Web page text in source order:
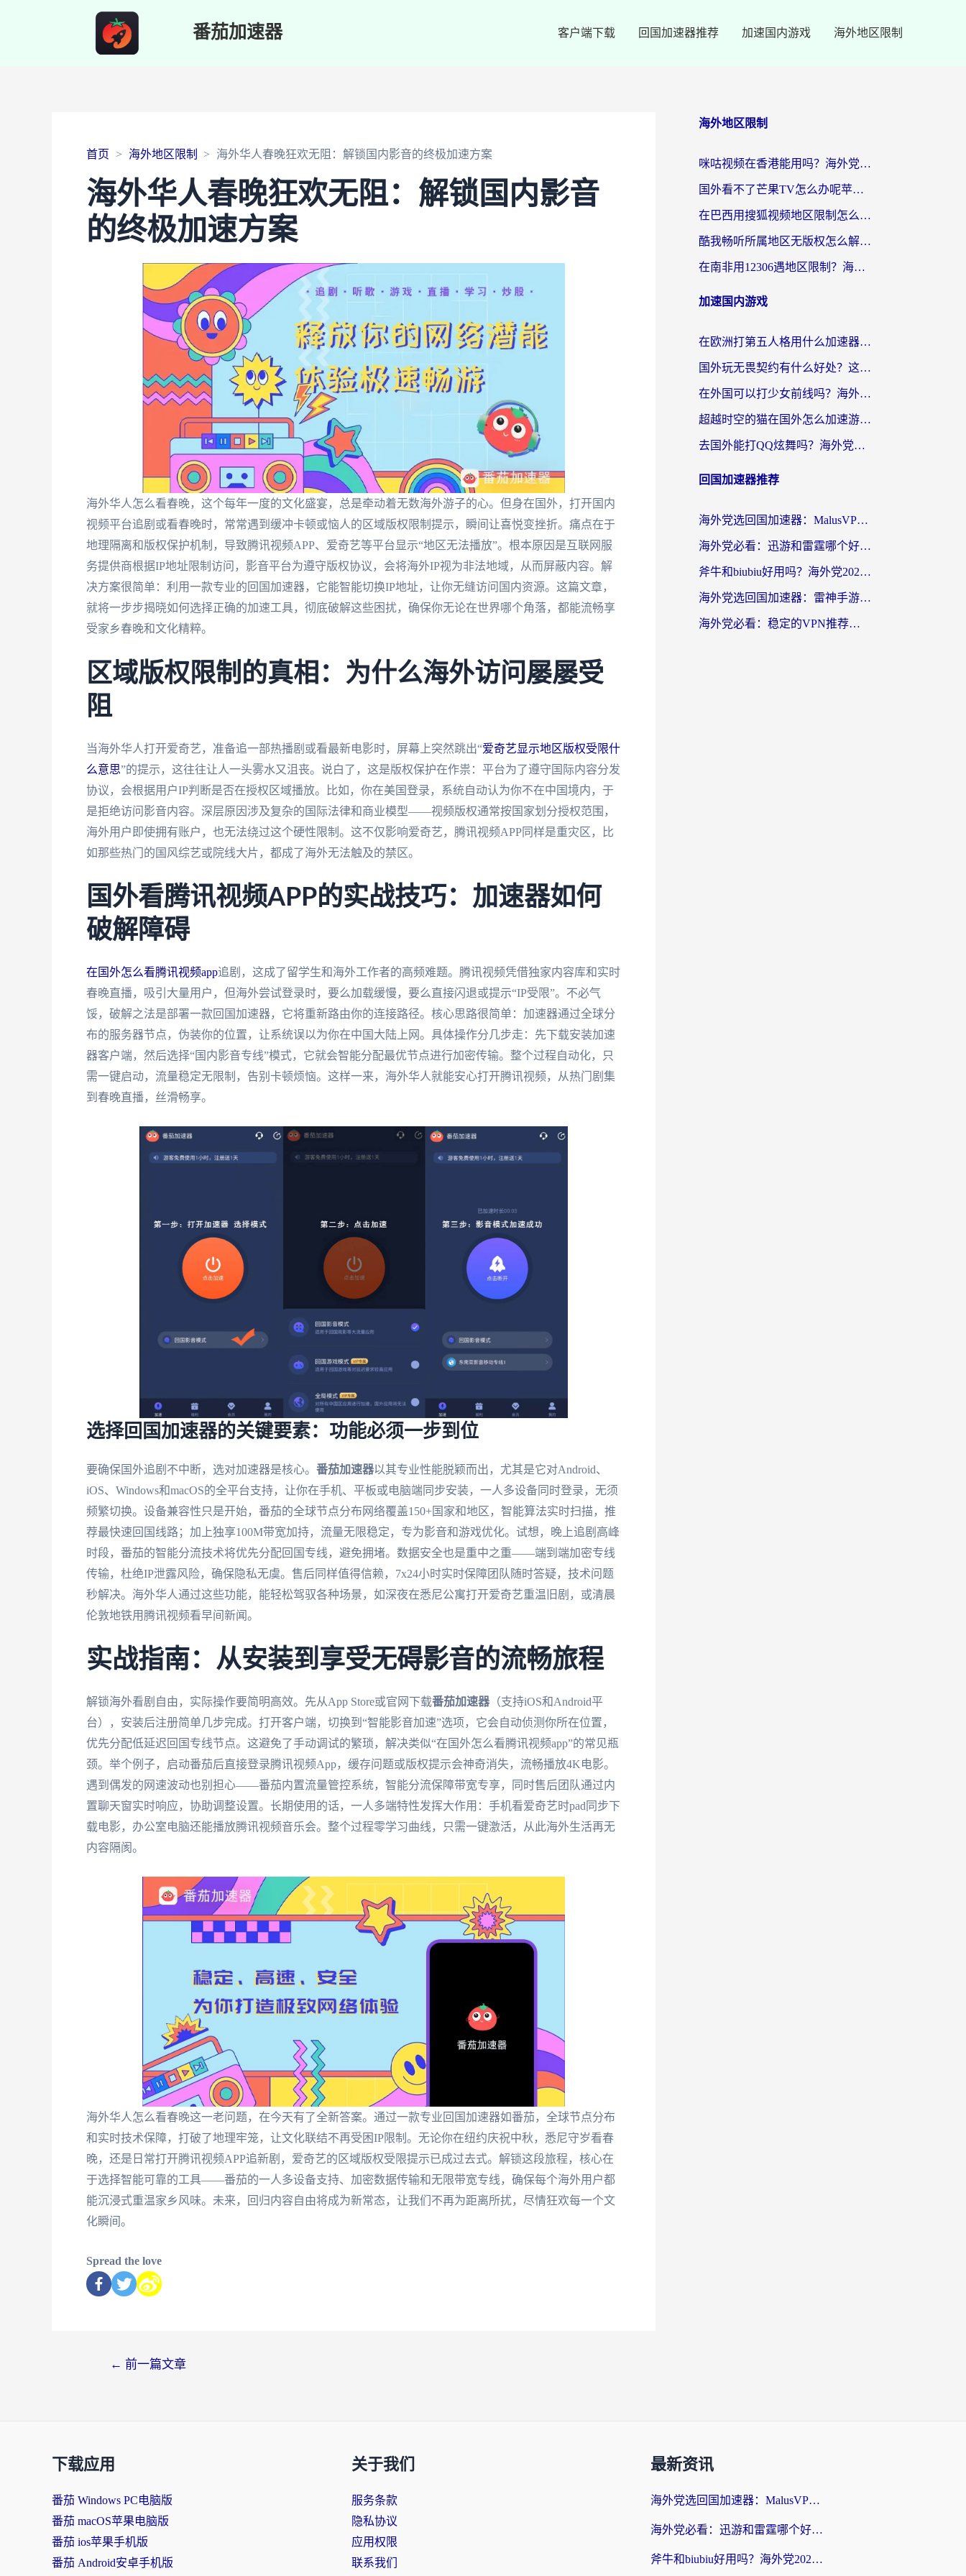
番茄加速器 客户端下载 回国加速器推荐 加速国内游戏 海外地区限制
首页 海外地区限制 海外华人春晚狂欢无阻：解锁国内影音的终极加速方案
海外华人春晚狂欢无阻：解锁国内影音
的终极加速方案
海外华人怎么看春晚，这个每年一度的文化盛宴，总是牵动着无数海外游子的心。但身在国外，打开国内
视频平台追剧或看春晚时，常常遇到缓冲卡顿或恼人的区域版权限制提示，瞬间让喜悦变挫折。痛点在于
地理隔离和版权保护机制，导致腾讯视频APP、爱奇艺等平台显示“地区无法播放”。根本原因是互联网服
务提供商根据IP地址限制访问，影音平台为遵守版权协议，会将海外IP视为非法地域，从而屏蔽内容。解
决方案很简单：利用一款专业的回国加速器，它能智能切换IP地址，让你无缝访问国内资源。这篇文章，
就将一步步揭晓如何选择正确的加速工具，彻底破解这些困扰，确保你无论在世界哪个角落，都能流畅享
受家乡春晚和文化精粹。
区域版权限制的真相：为什么海外访问屡屡受
阻
当海外华人打开爱奇艺，准备追一部热播剧或看最新电影时，屏幕上突然跳出“爱奇艺显示地区版权受限什
么意思”的提示，这往往让人一头雾水又沮丧。说白了，这是版权保护在作祟：平台为了遵守国际内容分发
协议，会根据用户IP判断是否在授权区域播放。比如，你在美国登录，系统自动认为你不在中国境内，于
是拒绝访问影音内容。深层原因涉及复杂的国际法律和商业模型——视频版权通常按国家划分授权范围，
海外用户即使拥有账户，也无法绕过这个硬性限制。这不仅影响爱奇艺，腾讯视频APP同样是重灾区，比
如那些热门的国风综艺或院线大片，都成了海外无法触及的禁区。
国外看腾讯视频APP的实战技巧：加速器如何
破解障碍
在国外怎么看腾讯视频app追剧，这成了留学生和海外工作者的高频难题。腾讯视频凭借独家内容库和实时
春晚直播，吸引大量用户，但海外尝试登录时，要么加载缓慢，要么直接闪退或提示“IP受限”。不必气
馁，破解之法是部署一款回国加速器，它将重新路由你的连接路径。核心思路很简单：加速器通过全球分
布的服务器节点，伪装你的位置，让系统误以为你在中国大陆上网。具体操作分几步走：先下载安装加速
器客户端，然后选择“国内影音专线”模式，它就会智能分配最优节点进行加密传输。整个过程自动化，只
需一键启动，流量稳定无限制，告别卡顿烦恼。这样一来，海外华人就能安心打开腾讯视频，从热门剧集
到春晚直播，丝滑畅享。
选择回国加速器的关键要素：功能必须一步到位
要确保国外追剧不中断，选对加速器是核心。 番茄加速器以其专业性能脱颖而出，尤其是它对Android、
iOS、Windows和macOS的全平台支持，让你在手机、平板或电脑端同步安装，一人多设备同时登录，无须
频繁切换。设备兼容性只是开始，番茄的全球节点分布网络覆盖150+国家和地区，智能算法实时扫描，推
荐最快速回国线路；加上独享100M带宽加持，流量无限稳定，专为影音和游戏优化。试想，晚上追剧高峰
时段，番茄的智能分流技术将优先分配回国专线，避免拥堵。数据安全也是重中之重——端到端加密专线
传输，杜绝IP泄露风险，确保隐私无虞。售后同样值得信赖，7x24小时实时保障团队随时答疑，技术问题
秒解决。海外华人通过这些功能，能轻松驾驭各种场景，如深夜在悉尼公寓打开爱奇艺重温旧剧，或清晨
伦敦地铁用腾讯视频看早间新闻。
实战指南：从安装到享受无碍影音的流畅旅程
解锁海外看剧自由，实际操作要简明高效。先从App Store或官网下载番茄加速器（支持iOS和Android平
台），安装后注册简单几步完成。打开客户端，切换到“智能影音加速”选项，它会自动侦测你所在位置，
优先分配低延迟回国专线节点。这避免了手动调试的繁琐，解决类似“在国外怎么看腾讯视频app”的常见瓶
颈。举个例子，启动番茄后直接登录腾讯视频App，缓存问题或版权提示会神奇消失，流畅播放4K电影。
遇到偶发的网速波动也别担心——番茄内置流量管控系统，智能分流保障带宽专享，同时售后团队通过内
置聊天窗实时响应，协助调整设置。长期使用的话，一人多端特性发挥大作用：手机看爱奇艺时pad同步下
载电影，办公室电脑还能播放腾讯视频音乐会。整个过程零学习曲线，只需一键激活，从此海外生活再无
内容隔阂。
海外华人怎么看春晚这一老问题，在今天有了全新答案。通过一款专业回国加速器如番茄，全球节点分布
和实时技术保障，打破了地理牢笼，让文化联结不再受困IP限制。无论你在纽约庆祝中秋，悉尼守岁看春
晚，还是日常打开腾讯视频APP追新剧，爱奇艺的区域版权受限提示已成过去式。解锁这段旅程，核心在
于选择智能可靠的工具——番茄的一人多设备支持、加密数据传输和无限带宽专线，确保每个海外用户都
能沉浸式重温家乡风味。未来，回归内容自由将成为新常态，让我们不再为距离所扰，尽情狂欢每一个文
化瞬间。
Spread the love
← 前一篇文章
海外地区限制
咪咕视频在香港能用吗？海外党亲测有效的回国加速方案来了
国外看不了芒果TV怎么办呢苹果手机？海外党追剧游戏的全能解决方案
在巴西用搜狐视频地区限制怎么办？3步解决海外看国内剧的烦恼
酷我畅听所属地区无版权怎么解决？海外党必看的回国加速全攻略
在南非用12306遇地区限制？海外华人必看的回国加速全攻略（附B站芒果TV解锁技巧）
加速国内游戏
在欧洲打第五人格用什么加速器好？海外党亲测有效的国服游戏加速方案
国外玩无畏契约有什么好处？这份海外国服游戏加速指南帮你解决90%的卡顿问题
在外国可以打少女前线吗？海外党国服游戏畅玩终极指南（附避坑技巧）
超越时空的猫在国外怎么加速游戏？海外玩家国服畅玩终极指南
去国外能打QQ炫舞吗？海外党国服游戏不卡顿的终极指南
回国加速器推荐
海外党选回国加速器：MalusVPN好用吗？和快帆VPN哪个好？附真实对比与避坑指南
海外党必看：迅游和雷霆哪个好？3分钟教你选对回国加速器，无缝刷国内剧玩手游
斧牛和biubiu好用吗？海外党2026亲测回国加速器指南，附番茄加速器深度体验
海外党选回国加速器：雷神手游和洞见哪个好？附iPhone免费VPN推荐及ChickCNUfunR实测
海外党必看：稳定的VPN推荐及回国加速器选择全攻略——告别地域限制，轻松刷国内资源
下载应用
番茄 Windows PC电脑版
番茄 macOS苹果电脑版
番茄 ios苹果手机版
番茄 Android安卓手机版
关于我们
服务条款
隐私协议
应用权限
联系我们
最新资讯
海外党选回国加速器：MalusVPN好用吗？和快帆VPN哪个好？附真实对比与避坑指南
海外党必看：迅游和雷霆哪个好？3分钟教你选对回国加速器，无缝刷国内剧玩手游
斧牛和biubiu好用吗？海外党2026亲测回国加速器指南，附番茄加速器深度体验